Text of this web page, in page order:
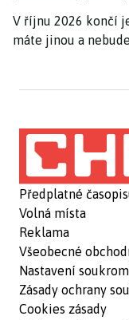
V říjnu 2026 končí
máte jinou a
Předplatné
Volná místa
Reklama
Všeobecné
Nastavení
Zásady ochrany
Cookies zásady